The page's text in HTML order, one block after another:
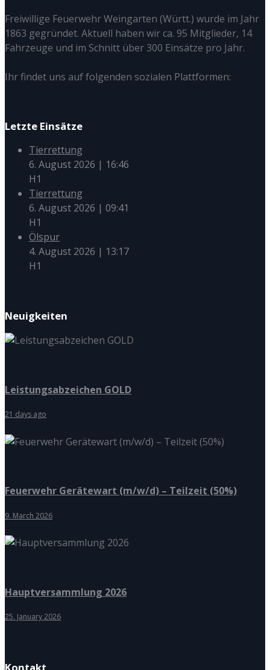
Freiwillige Feuerwehr Weingarten (Württ.) wurde im Jahr
1863 gegründet. Aktuell haben wir ca. 95 Mitglieder, 14
Fahrzeuge und im Schnitt über 300 Einsätze pro Jahr.
Ihr findet uns auf folgenden sozialen Plattformen:
Letzte Einsätze
Tierrettung
6. August 2026 | 16:46
H1
Tierrettung
6. August 2026 | 09:41
H1
Ölspur
4. August 2026 | 13:17
H1
Neuigkeiten
Leistungsabzeichen GOLD
21 days ago
Feuerwehr Gerätewart (m/w/d) – Teilzeit (50%)
9. March 2026
Hauptversammlung 2026
25. January 2026